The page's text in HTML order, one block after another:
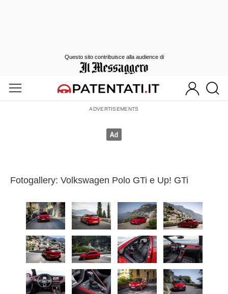
Fotogallery: Volkswagen Polo GTi e Up! GTi
Questo sito contribuisce alla audience di